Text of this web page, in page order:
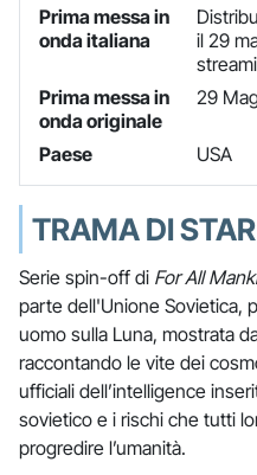
Prima messa in
onda italiana
il 29
Prima messa in
onda originale
29
Paese USA
TRAMA DI
Serie spin-off di For All
parte dell'Unione Sovietica,
uomo sulla Luna, mostrata
raccontando le vite dei
ufficiali dell’intelligence
sovietico e i rischi che tutti
progredire l’umanità.